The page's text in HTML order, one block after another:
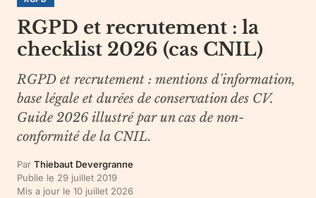
RGPD et recrutement : la
checklist 2026 (cas CNIL)
RGPD et recrutement : mentions d'information,
base légale et durées de conservation des CV.
Guide 2026 illustré par un cas de non-
conformité de la CNIL.
Par Thiebaut Devergranne
Publie le 29 juillet 2019
Mis a jour le 10 juillet 2026